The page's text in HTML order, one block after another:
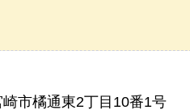
市橘通東2丁目10番1号